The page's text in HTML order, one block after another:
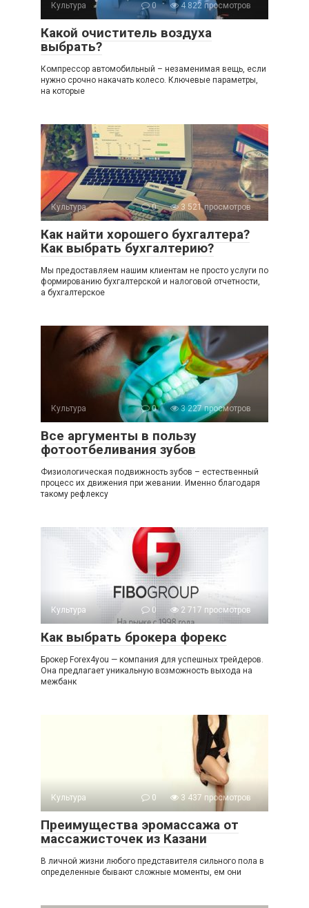
Культура 0 4 822 просмотров
Какой очиститель воздуха
выбрать?
Компрессор автомобильный – незаменимая вещь, если
нужно срочно накачать колесо. Ключевые параметры,
на которые
Культура 0 3 521 просмотров
Как найти хорошего бухгалтера?
Как выбрать бухгалтерию?
Мы предоставляем нашим клиентам не просто услуги по
формированию бухгалтерской и налоговой отчетности,
а бухгалтерское
Культура 0 3 227 просмотров
Все аргументы в пользу
фотоотбеливания зубов
Физиологическая подвижность зубов – естественный
процесс их движения при жевании. Именно благодаря
такому рефлексу
Культура 0 2 717 просмотров
Как выбрать брокера форекс
Брокер Forex4you — компания для успешных трейдеров.
Она предлагает уникальную возможность выхода на
межбанк
Культура 0 3 437 просмотров
Преимущества эромассажа от
массажисточек из Казани
В личной жизни любого представителя сильного пола в
определенные бывают сложные моменты, ем они